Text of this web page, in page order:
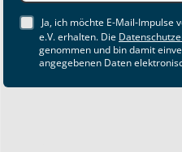
Ja, ich möchte E-Mail-Impulse
e.V. erhalten. Die
genommen und bin damit
angegebenen Daten